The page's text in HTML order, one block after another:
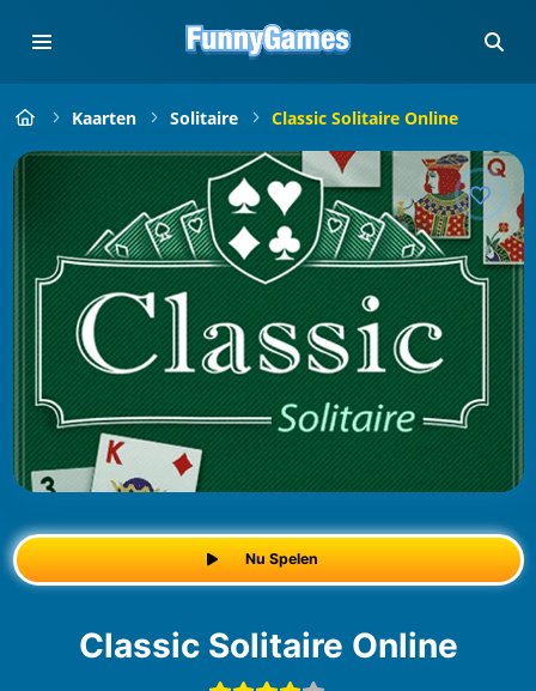
Kaarten Solitaire Classic Solitaire Online
Nu Spelen
Classic Solitaire Online